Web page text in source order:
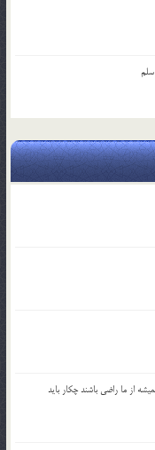
از ما راضي باشند چكار بايد